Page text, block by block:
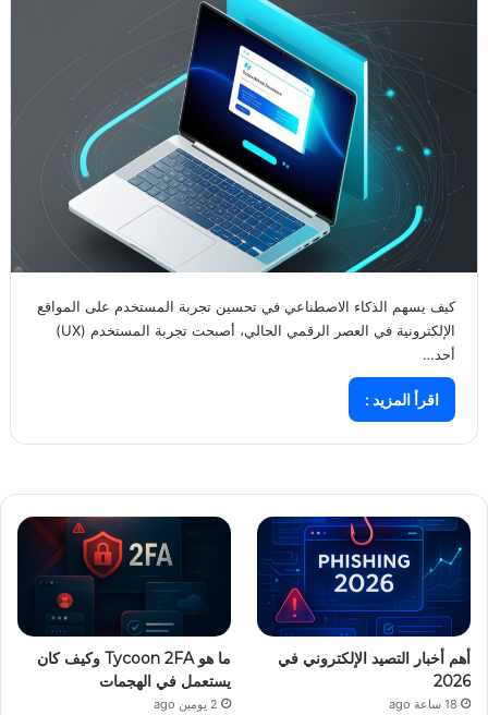
كيف يسهم الذكاء الاصطناعي في تحسين تجربة المستخدم على المواقع
الإلكترونية في العصر الرقمي الحالي، أصبحت تجربة المستخدم (UX)
أحد…
اقرأ المزيد :
أهم أخبار التصيد الإلكتروني في
2026
18 ساعة ago
ما هو Tycoon 2FA وكيف كان
يستعمل في الهجمات
2 يومين ago